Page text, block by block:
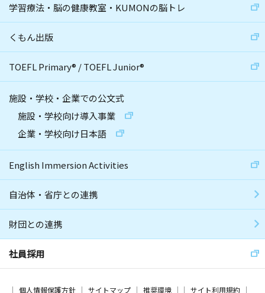
学習療法・脳の健康教室・KUMONの脳トレ
くもん出版
TOEFL Primary® /TOEFL Junior®
施設・学校・企業での公文式
施設・学校向け導入事業
企業・学校向け日本語
English Immersion Activities
自治体・省庁との連携
財団との連携
社員採用
個人情報保護方針 サイトマップ 推奨環境 サイト利用規約